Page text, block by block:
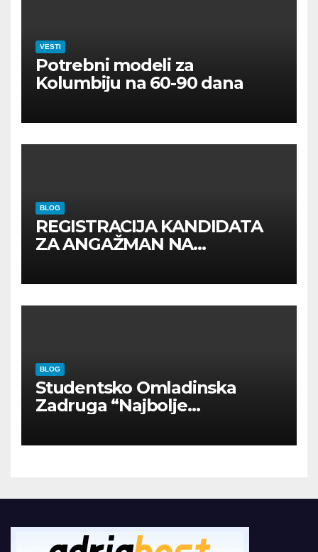
VESTI
Potrebni modeli za
Kolumbiju na 60-90 dana
BLOG
REGISTRACIJA KANDIDATA
ZA ANGAŽMAN NA
BLOG
Studentsko Omladinska
Zadruga “Najbolje